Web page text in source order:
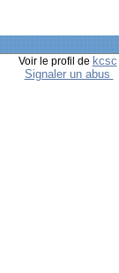
Voir le profil de kcsc
Signaler un abus